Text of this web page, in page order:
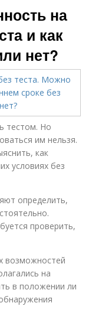
на
и как
нет?
тестом. Но
им нельзя.
как
условиях без
определить,
проверить,
возможностей
на
в положении ли